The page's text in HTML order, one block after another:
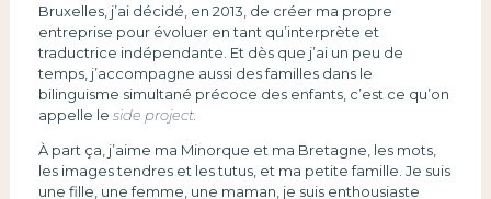
Bruxelles, j’ai décidé, en 2013, de créer ma propre
entreprise pour évoluer en tant qu’interprète et
traductrice indépendante. Et dès que j’ai un peu de
temps, j’accompagne aussi des familles dans le
bilinguisme simultané précoce des enfants, c’est ce qu’on
appelle le side project.
À part ça, j’aime ma Minorque et ma Bretagne, les mots,
les images tendres et les tutus, et ma petite famille. Je suis
une fille, une femme, une maman, je suis enthousiaste